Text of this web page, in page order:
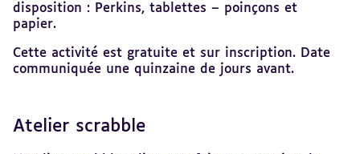
disposition : Perkins, tablettes – poinçons et
papier.
Cette activité est gratuite et sur inscription. Date
communiquée une quinzaine de jours avant.
Atelier scrabble